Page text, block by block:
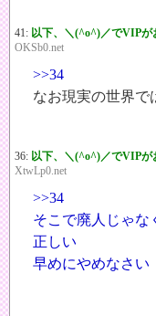
41: 以下、＼(^o^)／でVIPが
OKSb0.net
>>34
なお現実の世界で
36: 以下、＼(^o^)／でVIPが
XtwLp0.net
>>34
そこで廃人じゃな
正しい
早めにやめなさい